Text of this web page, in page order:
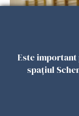
Referendum.
Este
spațiul